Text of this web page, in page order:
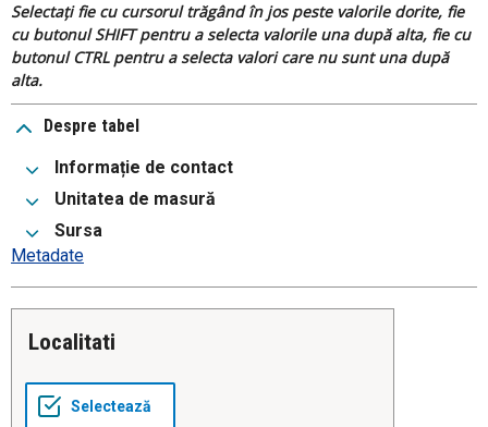
Selectați fie cu cursorul trăgând în jos peste valorile dorite, fie
cu butonul SHIFT pentru a selecta valorile una după alta, fie cu
butonul CTRL pentru a selecta valori care nu sunt una după
alta.
Despre tabel
Informație de contact
Unitatea de masură
Sursa
Metadate
Localitati